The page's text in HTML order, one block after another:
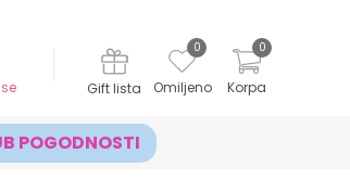
Korpa
0
Omiljeno
0
Gift lista
POGODNOSTI